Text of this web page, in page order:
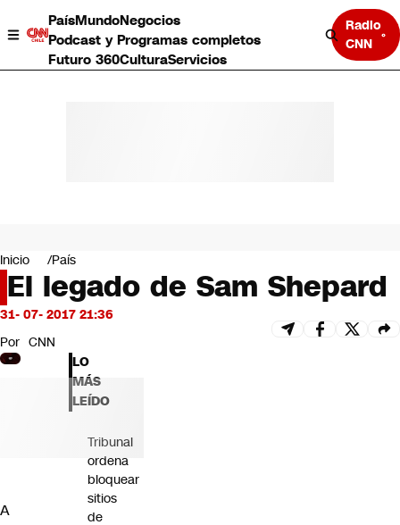
PaísMundoNegocios
Podcast y Programas completos
Futuro 360CulturaServicios
Radio
CNN
Negocios
Deportes
Programas completos
Cultura
Servicios
Bits
CNN Data
CNN tiempo
Futuro 360
Inicio País
El legado de Sam Shepard
31- 07- 2017 21:36
Por CNN
A
LO
MÁS
LEÍDO
Tribunal
ordena
bloquear
sitios
de